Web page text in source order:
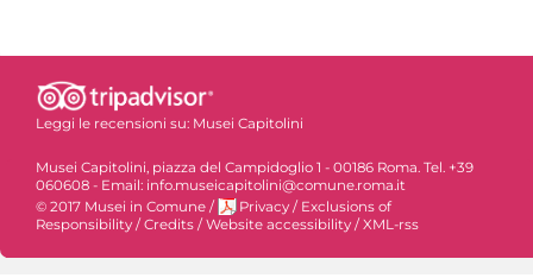
Leggi le recensioni su: Musei Capitolini
Musei Capitolini, piazza del Campidoglio 1 - 00186 Roma. Tel. +39
060608 - Email: info.museicapitolini@comune.roma.it
© 2017 Musei in Comune / Privacy / Exclusions of
Responsibility / Credits / Website accessibility / XML-rss